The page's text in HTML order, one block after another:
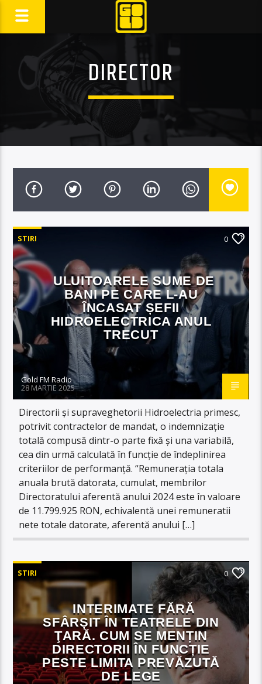
DIRECTOR
STIRI 0
ULUITOARELE SUME DE
BANI PE CARE L-AU
ÎNCASAT ȘEFII
HIDROELECTRICA ANUL
TRECUT
Gold FM Radio
28 MARTIE 2025
Directorii și supraveghetorii Hidroelectria primesc,
potrivit contractelor de mandat, o indemnizație
totală compusă dintr-o parte fixă și una variabilă,
cea din urmă calculată în funcție de îndeplinirea
criteriilor de performanță. “Remunerația totala
anuala brută datorata, cumulat, membrilor
Directoratului aferentă anului 2024 este în valoare
de 11.799.925 RON, echivalentă unei remuneratii
nete totale datorate, aferentă anului […]
STIRI 0
INTERIMATE FĂRĂ
SFÂRȘIT ÎN TEATRELE DIN
ŢARĂ. CUM SE MENȚIN
DIRECTORII ÎN FUNCȚIE
PESTE LIMITA PREVĂZUTĂ
DE LEGE